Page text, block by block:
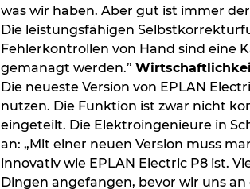
was wir haben. Aber gut ist immer
Die leistungsfähigen
Fehlerkontrollen von Hand sind eine
gemanagt werden.”
Die neueste Version von EPLAN
nutzen. Die Funktion ist zwar nicht
eingeteilt. Die Elektroingenieure in
an: „Mit einer neuen Version muss
innovativ wie EPLAN Electric P8 ist.
Dingen angefangen, bevor wir uns